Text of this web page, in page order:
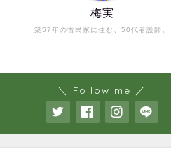
築57年の古民家に住む、50代看護師。
梅実
＼ Follow me ／